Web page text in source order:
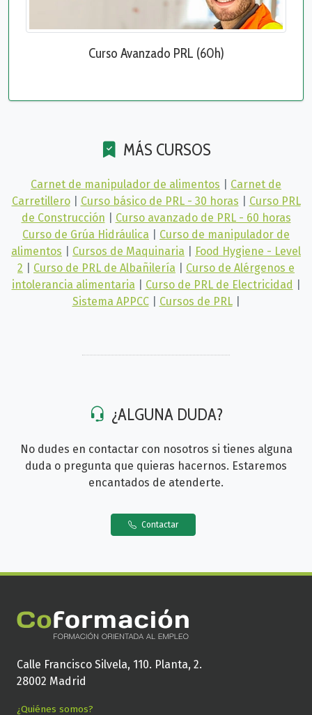
Curso Avanzado PRL (60h)
MÁS CURSOS
Carnet de manipulador de alimentos
Carnet de
Carretillero
Curso básico de PRL - 30 horas
Curso PRL
de Construcción
Curso avanzado de PRL - 60 horas
Curso de Grúa Hidráulica
Curso de manipulador de
alimentos
Cursos de Maquinaria
Food Hygiene - Level
2
Curso de PRL de Albañilería
Curso de Alérgenos e
intolerancia alimentaria
Curso de PRL de Electricidad
Sistema APPCC
Cursos de PRL
¿ALGUNA DUDA?
No dudes en contactar con nosotros si tienes alguna
duda o pregunta que quieras hacernos. Estaremos
encantados de atenderte.
Contactar
Calle Francisco Silvela, 110. Planta, 2.
28002 Madrid
¿Quiénes somos?